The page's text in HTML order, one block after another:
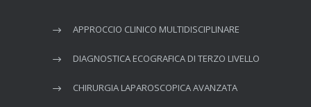
APPROCCIO CLINICO MULTIDISCIPLINARE
DIAGNOSTICA ECOGRAFICA DI TERZO LIVELLO
CHIRURGIA LAPAROSCOPICA AVANZATA